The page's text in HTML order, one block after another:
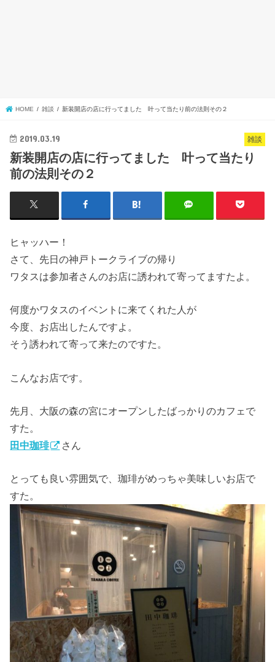
HOME 雑談 新装開店の店に行ってました 叶って当たり前の法則その２
雑談
2019.03.19
新装開店の店に行ってました 叶って当たり
前の法則その２
ヒャッハー！
さて、先日の神戸トークライブの帰り
ワタスは参加者さんのお店に誘われて寄ってますたよ。
何度かワタスのイベントに来てくれた人が
今度、お店出したんですよ。
そう誘われて寄って来たのですた。
こんなお店です。
先月、大阪の森の宮にオープンしたばっかりのカフェで
すた。
田中珈琲
さん
とっても良い雰囲気で、珈琲がめっちゃ美味しいお店で
すた。